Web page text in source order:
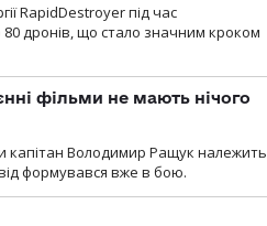
RapidDestroyer під час
дронів, що стало значним кроком
фільми не мають нічого
капітан Володимир Ращук належить
формувався вже в бою.